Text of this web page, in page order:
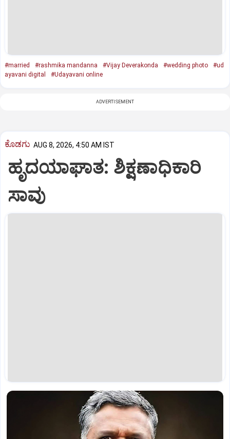
#married #rashmika mandanna #Vijay Deverakonda #wedding photo
#ud
ayavani digital
#Udayavani online
ADVERTISEMENT
ಕೊಡಗು AUG 8, 2026, 4:50 AM IST
ಹೃದಯಾಘಾತ: ಶಿಕ್ಷಣಾಧಿಕಾರಿ
ಸಾವು